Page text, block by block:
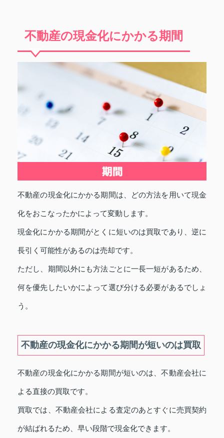
不動産の現金化にかかる期間
不動産の現金化にかかる期間は、どの方法を用いて現金
化をおこなったかによって変動します。
現金化にかかる期間がとくに短いのは買取であり、逆に
長引く可能性があるのは売却です。
ただし、期間以外にも方法ごとに一長一短があるため、
何を優先したいかによって選び分ける必要があるでしょ
う。
不動産の現金化にかかる期間が短いのは買取
不動産の現金化にかかる期間が短いのは、不動産会社に
よる直接の買取です。
買取では、不動産会社による査定のあとすぐに売買契約
が結ばれるため、早い段階で現金化できます。